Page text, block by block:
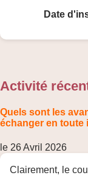
Date
Activité
Quels sont les
échanger en toute
le 26 Avril 2026
Clairement, le